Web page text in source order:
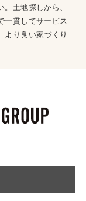
土地探しから、
一貫してサービス
より良い家づくり